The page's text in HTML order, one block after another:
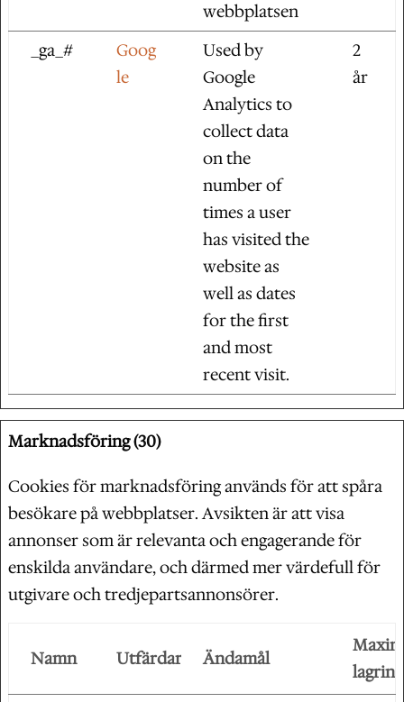
webbplatsen
_ga_#
Goog
le
Used by
Google
Analytics to
collect data
on the
number of
times a user
has visited the
website as
well as dates
for the first
and most
recent visit.
2
år
Marknadsföring (30)
Cookies för marknadsföring används för att spåra
besökare på webbplatser. Avsikten är att visa
annonser som är relevanta och engagerande för
enskilda användare, och därmed mer värdefull för
utgivare och tredjepartsannonsörer.
Namn Utfärdare Ändamål